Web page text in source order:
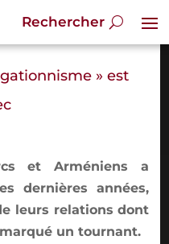
» est
et Arméniens a
dernières années,
leurs relations dont
un tournant.